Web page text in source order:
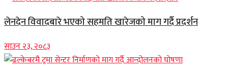
लेनदेन विवादबारे भएको सहमति खारेजको माग गर्दै प्रदर्शन
साउन २३, २०८३